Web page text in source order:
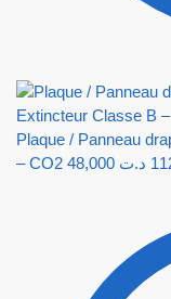
Plaque / Panneau
– CO2 48,000 د.ت